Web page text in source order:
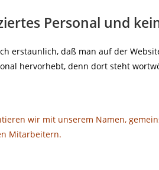
Personal und
erstaunlich, daß man auf der
hervorhebt, denn dort steht
wir mit unserem Namen,
Mitarbeitern.